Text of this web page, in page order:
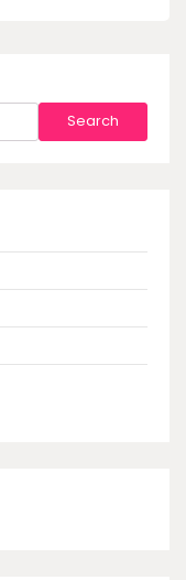
Search